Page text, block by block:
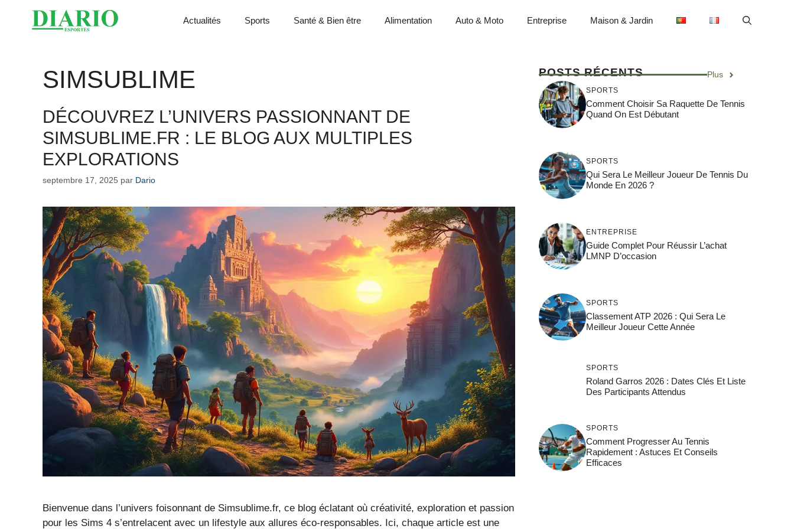
Actualités Sports Santé & Bien être Alimentation Auto & Moto Entreprise Maison & Jardin
SIMSUBLIME
DÉCOUVREZ L’UNIVERS PASSIONNANT DE
SIMSUBLIME.FR : LE BLOG AUX MULTIPLES
EXPLORATIONS
septembre 17, 2025 par Dario
Bienvenue dans l’univers foisonnant de Simsublime.fr, ce blog éclatant où créativité, exploration et passion
pour les Sims 4 s’entrelacent avec un lifestyle aux allures éco-responsables. Ici, chaque article est une
POSTS RÉCENTS Plus
SPORTS
Comment Choisir Sa Raquette De Tennis
Quand On Est Débutant
SPORTS
Qui Sera Le Meilleur Joueur De Tennis Du
Monde En 2026 ?
ENTREPRISE
Guide Complet Pour Réussir L’achat
LMNP D’occasion
SPORTS
Classement ATP 2026 : Qui Sera Le
Meilleur Joueur Cette Année
SPORTS
Roland Garros 2026 : Dates Clés Et Liste
Des Participants Attendus
SPORTS
Comment Progresser Au Tennis
Rapidement : Astuces Et Conseils
Efficaces